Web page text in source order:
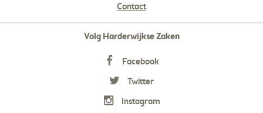
Contact
Volg Harderwijkse Zaken
Facebook
Twitter
Instagram